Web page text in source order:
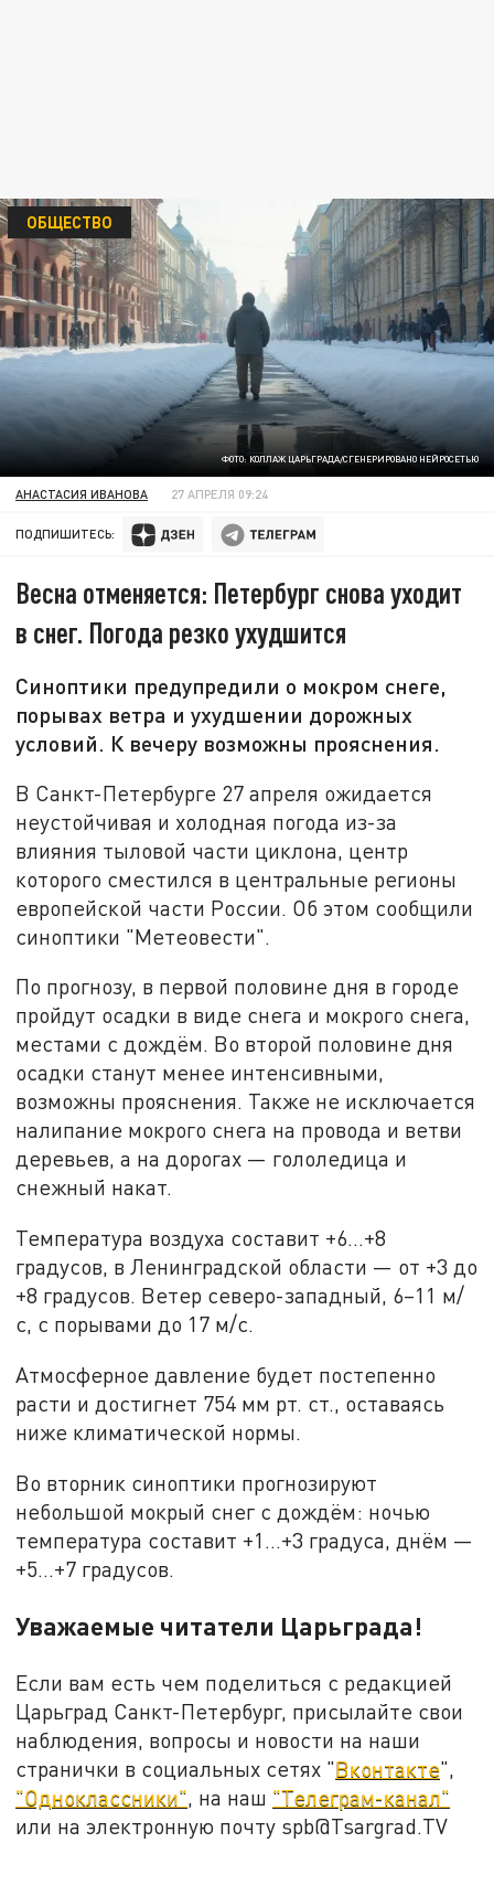
ФОТО: КОЛЛАЖ ЦАРЬГРАДА/СГЕНЕРИРОВАНО НЕЙРОСЕТЬЮ
ОБЩЕСТВО
АНАСТАСИЯ ИВАНОВА 27 АПРЕЛЯ 09:24
ПОДПИШИТЕСЬ:
Весна отменяется: Петербург снова уходит
в снег. Погода резко ухудшится
Синоптики предупредили о мокром снеге,
порывах ветра и ухудшении дорожных
условий. К вечеру возможны прояснения.
В Санкт-Петербурге 27 апреля ожидается
неустойчивая и холодная погода из-за
влияния тыловой части циклона, центр
которого сместился в центральные регионы
европейской части России. Об этом сообщили
синоптики "Метеовести".
По прогнозу, в первой половине дня в городе
пройдут осадки в виде снега и мокрого снега,
местами с дождём. Во второй половине дня
осадки станут менее интенсивными,
возможны прояснения. Также не исключается
налипание мокрого снега на провода и ветви
деревьев, а на дорогах — гололедица и
снежный накат.
Температура воздуха составит +6…+8
градусов, в Ленинградской области — от +3 до
+8 градусов. Ветер северо-западный, 6–11 м/
с, с порывами до 17 м/с.
Атмосферное давление будет постепенно
расти и достигнет 754 мм рт. ст., оставаясь
ниже климатической нормы.
Во вторник синоптики прогнозируют
небольшой мокрый снег с дождём: ночью
температура составит +1…+3 градуса, днём —
+5…+7 градусов.
Уважаемые читатели Царьграда!
Если вам есть чем поделиться с редакцией
Царьград Санкт-Петербург, присылайте свои
наблюдения, вопросы и новости на наши
странички в социальных сетях "Вконтакте",
"Одноклассники" , на наш "Телеграм-канал"
или на электронную почту spb@Tsargrad.TV